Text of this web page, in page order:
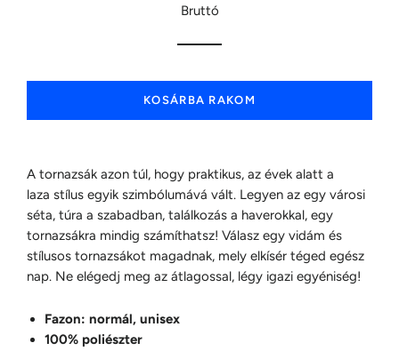
Bruttó
KOSÁRBA RAKOM
A tornazsák azon túl, hogy praktikus, az évek alatt a
laza stílus egyik szimbólumává vált. Legyen az egy városi
séta, túra a szabadban, találkozás a haverokkal, egy
tornazsákra mindig számíthatsz! Válasz egy vidám és
stílusos tornazsákot magadnak, mely elkísér téged egész
nap. Ne elégedj meg az átlagossal, légy igazi egyéniség!
Fazon: normál, unisex
100% poliészter